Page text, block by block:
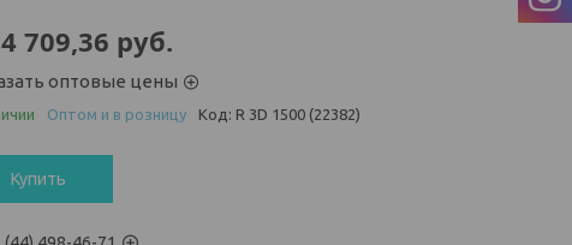
4 709,36 руб.
оптовые цены
Оптом и в розницу Код: R 3D 1500 (22382)
Купить